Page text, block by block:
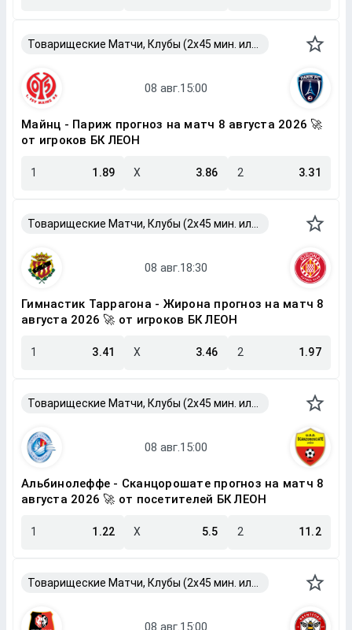
Майнц - Париж прогноз на матч 8 августа 2026 🚀
от игроков БК ЛЕОН
1 1.89 X 3.86 2 3.31
Гимнастик Таррагона - Жирона прогноз на матч 8
августа 2026 🚀 от игроков БК ЛЕОН
1 3.41 X 3.46 2 1.97
Альбинолеффе - Сканцорошате прогноз на матч 8
августа 2026 🚀 от посетителей БК ЛЕОН
1 1.22 X 5.5 2 11.2